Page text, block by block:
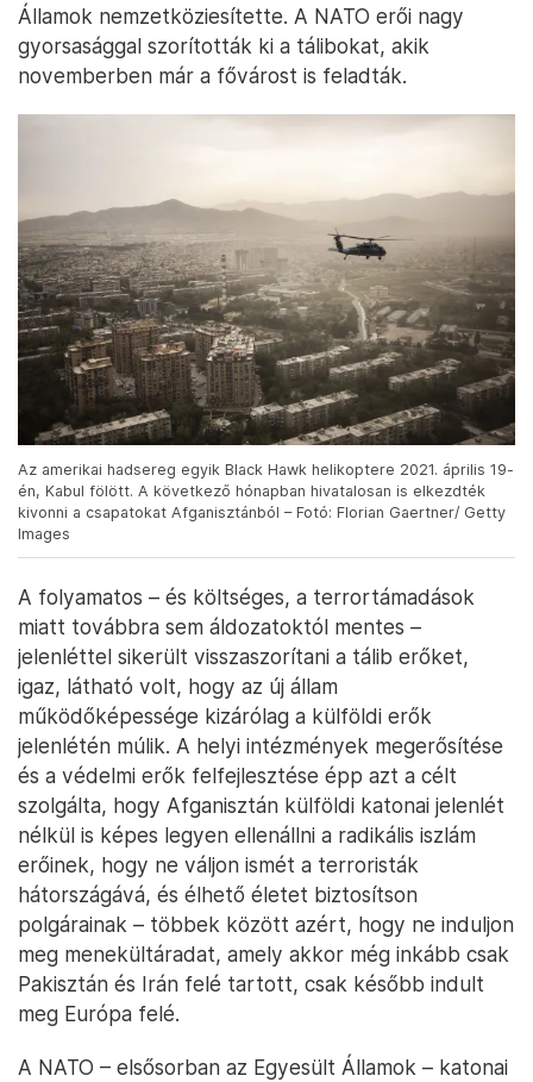
Államok nemzetköziesítette. A NATO erői nagy
gyorsasággal szorították ki a tálibokat, akik
novemberben már a fővárost is feladták.
Az amerikai hadsereg egyik Black Hawk helikoptere 2021. április 19-
én, Kabul fölött. A következő hónapban hivatalosan is elkezdték
kivonni a csapatokat Afganisztánból – Fotó: Florian Gaertner/ Getty
Images
A folyamatos – és költséges, a terrortámadások
miatt továbbra sem áldozatoktól mentes –
jelenléttel sikerült visszaszorítani a tálib erőket,
igaz, látható volt, hogy az új állam
működőképessége kizárólag a külföldi erők
jelenlétén múlik. A helyi intézmények megerősítése
és a védelmi erők felfejlesztése épp azt a célt
szolgálta, hogy Afganisztán külföldi katonai jelenlét
nélkül is képes legyen ellenállni a radikális iszlám
erőinek, hogy ne váljon ismét a terroristák
hátországává, és élhető életet biztosítson
polgárainak – többek között azért, hogy ne induljon
meg menekültáradat, amely akkor még inkább csak
Pakisztán és Irán felé tartott, csak később indult
meg Európa felé.
A NATO – elsősorban az Egyesült Államok – katonai